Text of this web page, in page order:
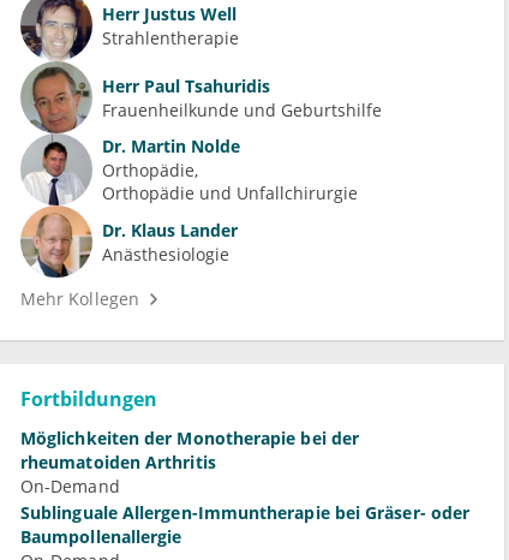
Herr Justus Well
Strahlentherapie
Herr Paul Tsahuridis
Frauenheilkunde und Geburtshilfe
Dr. Martin Nolde
Orthopädie
Orthopädie und Unfallchirurgie
Dr. Klaus Lander
Anästhesiologie
Mehr Kollegen
Fortbildungen
Möglichkeiten der Monotherapie bei der
rheumatoiden Arthritis
On-Demand
Sublinguale Allergen-Immuntherapie bei Gräser- oder
Baumpollenallergie